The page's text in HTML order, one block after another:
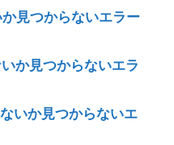
見つからないエラー
か見つからないエラ
いか見つからないエ